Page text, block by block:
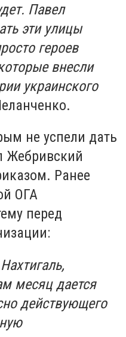
Павел
эти улицы
героев
внесли
украинского
не успели дать
Жебривский
Ранее
ОГА
перед
месяц дается
действующего